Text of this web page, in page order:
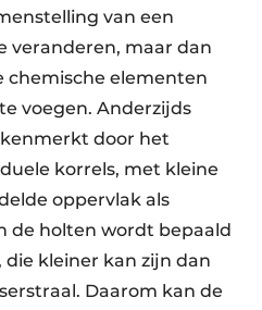
van een
veranderen, maar dan
chemische elementen
voegen. Anderzijds
door het
korrels, met kleine
oppervlak als
de holten wordt bepaald
kleiner kan zijn dan
Daarom kan de